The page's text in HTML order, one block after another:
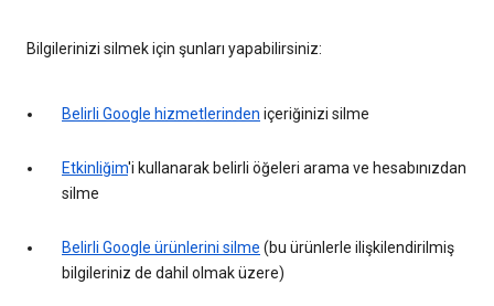
Bilgilerinizi silmek için şunları yapabilirsiniz:
Belirli Google hizmetlerinden içeriğinizi silme
Etkinliğim'i kullanarak belirli öğeleri arama ve hesabınızdan
silme
Belirli Google ürünlerini silme (bu ürünlerle ilişkilendirilmiş
bilgileriniz de dahil olmak üzere)